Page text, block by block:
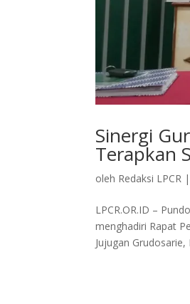
Sinergi
Terapkan
oleh Redaksi LPCR |
LPCR.OR.ID –
menghadiri Rapat
Jujugan